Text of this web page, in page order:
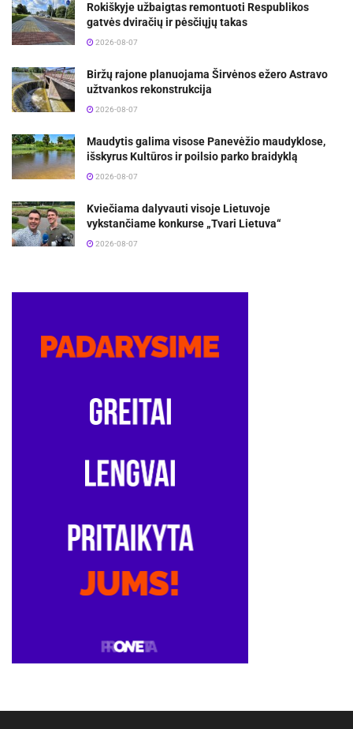
Rokiškyje užbaigtas remontuoti Respublikos
gatvės dviračių ir pėsčiųjų takas
2026-08-07
Biržų rajone planuojama Širvėnos ežero Astravo
užtvankos rekonstrukcija
2026-08-07
Maudytis galima visose Panevėžio maudyklose,
išskyrus Kultūros ir poilsio parko braidyklą
2026-08-07
Kviečiama dalyvauti visoje Lietuvoje
vykstančiame konkurse „Tvari Lietuva“
2026-08-07